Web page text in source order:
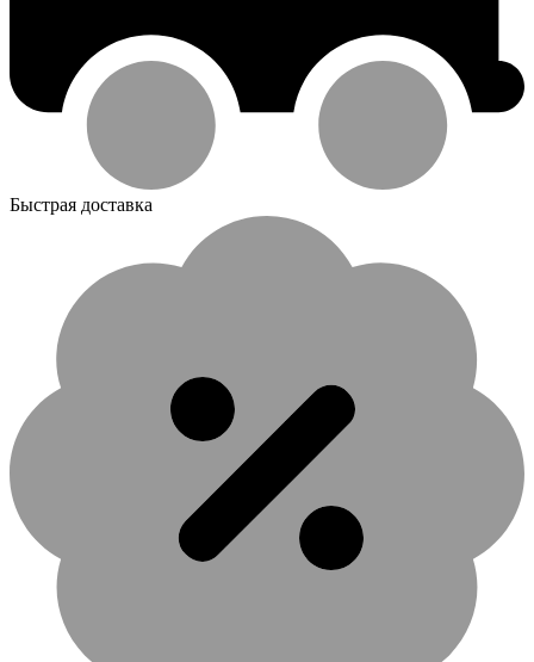
Быстрая доставка